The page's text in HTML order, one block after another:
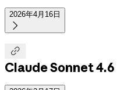
2026年4月16日


Claude Sonnet 4.6